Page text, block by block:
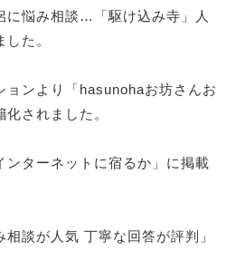
に悩み相談…「駆け込み寺」人
た。
ョンより「hasunohaお坊さんお
化されました。
ターネットに宿るか」 に掲載
談が人気 丁寧な回答が評判」